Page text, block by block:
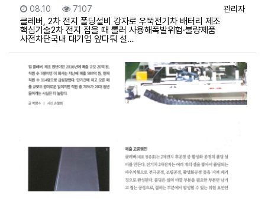
등록자
관리자
등록일
08.10 조회
7107
클레버, 2차 전지 폴딩설비 강자로 우뚝전기차 배터리 제조
핵심기술2차 전지 접을 때 롤러 사용해폭발위험·불량제품
사전차단국내 대기업 앞다퉈 설…